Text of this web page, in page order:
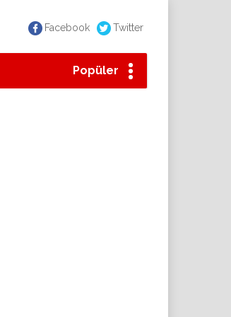
Facebook Twitter
Popüler